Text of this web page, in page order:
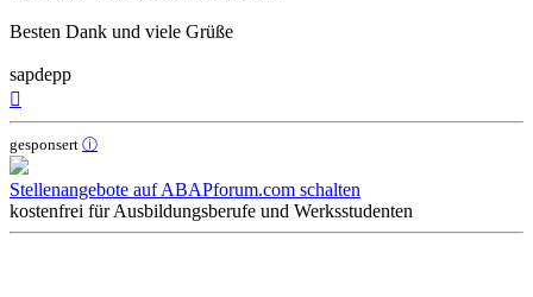
Besten Dank und viele Grüße
sapdepp
gesponsert ⓘ
Stellenangebote auf ABAPforum.com schalten
kostenfrei für Ausbildungsberufe und Werksstudenten